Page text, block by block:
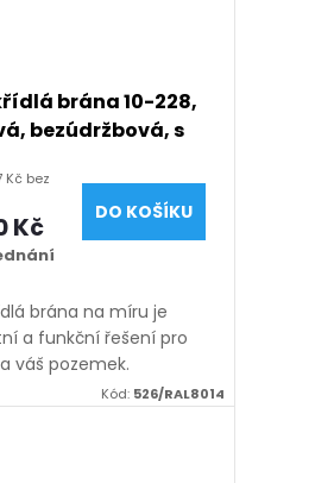
brána 10-228,
bezúdržbová, s
6000 mm, výška
2050 mm), hnědá
matná
Kč bez
Kč DO KOŠÍKU
brána na míru je
a funkční řešení pro
váš pozemek.
ji z kvalitních
Kód: 526/RAL8014